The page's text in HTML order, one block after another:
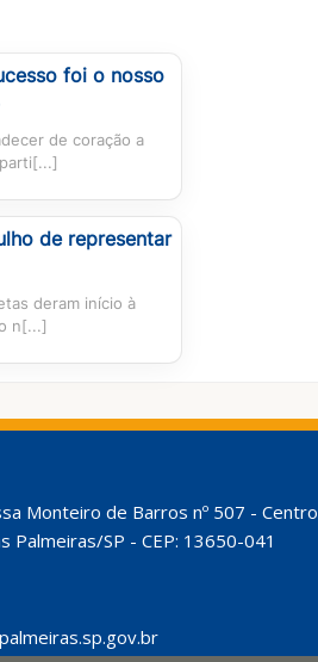
foi o nosso
de coração a
de representar
deram início à
n[...]
Monteiro de Barros nº 507 - Centro
Palmeiras/SP - CEP: 13650-041